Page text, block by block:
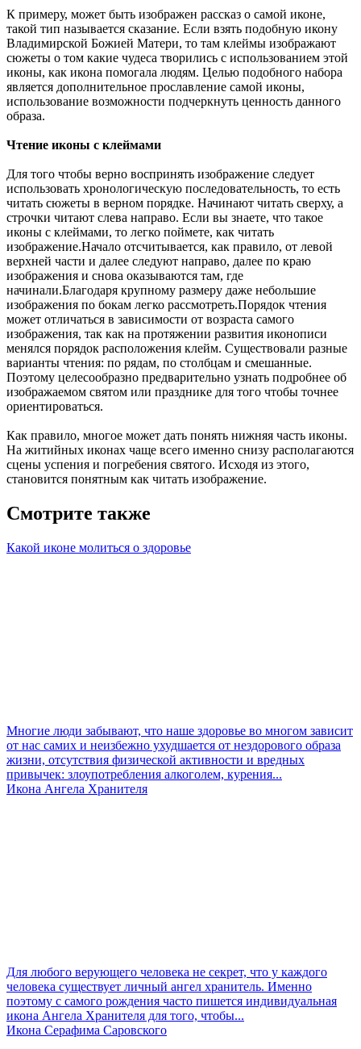
К примеру, может быть изображен рассказ о самой иконе,
такой тип называется сказание. Если взять подобную икону
Владимирской Божией Матери, то там клеймы изображают
сюжеты о том какие чудеса творились с использованием этой
иконы, как икона помогала людям. Целью подобного набора
является дополнительное прославление самой иконы,
использование возможности подчеркнуть ценность данного
образа.
Чтение иконы с клеймами
Для того чтобы верно воспринять изображение следует
использовать хронологическую последовательность, то есть
читать сюжеты в верном порядке. Начинают читать сверху, а
строчки читают слева направо. Если вы знаете, что такое
иконы с клеймами, то легко поймете, как читать
изображение.Начало отсчитывается, как правило, от левой
верхней части и далее следуют направо, далее по краю
изображения и снова оказываются там, где
начинали.Благодаря крупному размеру даже небольшие
изображения по бокам легко рассмотреть.Порядок чтения
может отличаться в зависимости от возраста самого
изображения, так как на протяжении развития иконописи
менялся порядок расположения клейм. Существовали разные
варианты чтения: по рядам, по столбцам и смешанные.
Поэтому целесообразно предварительно узнать подробнее об
изображаемом святом или празднике для того чтобы точнее
ориентироваться.
Как правило, многое может дать понять нижняя часть иконы.
На житийных иконах чаще всего именно снизу располагаются
сцены успения и погребения святого. Исходя из этого,
становится понятным как читать изображение.
Смотрите также
Какой иконе молиться о здоровье
Многие люди забывают, что наше здоровье во многом зависит
от нас самих и неизбежно ухудшается от нездорового образа
жизни, отсутствия физической активности и вредных
привычек: злоупотребления алкоголем, курения...
Икона Ангела Хранителя
Для любого верующего человека не секрет, что у каждого
человека существует личный ангел хранитель. Именно
поэтому с самого рождения часто пишется индивидуальная
икона Ангела Хранителя для того, чтобы...
Икона Серафима Саровского